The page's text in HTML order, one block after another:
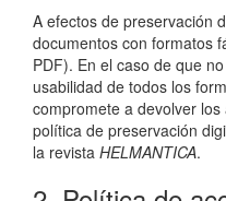
A efectos de preservación
documentos con formatos
PDF). En el caso de que
usabilidad de todos los
compromete a devolver
política de preservación
la revista HELMANTICA.